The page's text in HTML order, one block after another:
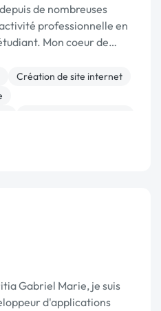
de nombreuses
professionnelle en
Mon coeur de
reste parfaitement en
Création de site internet
d'applications